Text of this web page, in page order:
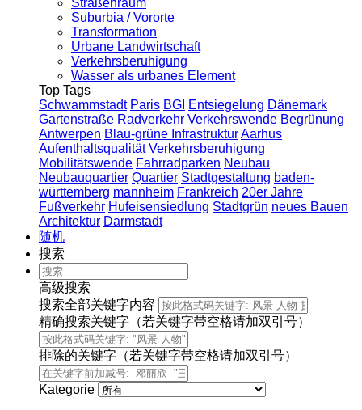
Straßenraum
Suburbia / Vororte
Transformation
Urbane Landwirtschaft
Verkehrsberuhigung
Wasser als urbanes Element
Top Tags
Schwammstadt Paris BGI Entsiegelung Dänemark
Gartenstraße Radverkehr Verkehrswende Begrünung
Antwerpen Blau-grüne InfrastrukturAarhus
Aufenthaltsqualität Verkehrsberuhigung
Mobilitätswende Fahrradparken Neubau
Neubauquartier Quartier Stadtgestaltung baden-
württemberg mannheim Frankreich 20er Jahre
Fußverkehr Hufeisensiedlung Stadtgrün neues Bauen
Architektur Darmstadt
随机
搜索
高级搜索
搜索全部关键字内容
精确搜索关键字（若关键字带空格请加双引号）
排除的关键字（若关键字带空格请加双引号）
Kategorie